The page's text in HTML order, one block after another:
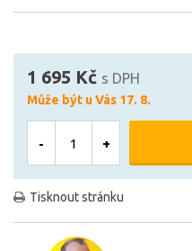
1 695 Kč s DPH
Může být u Vás 17. 8.
- +
Tisknout stránku